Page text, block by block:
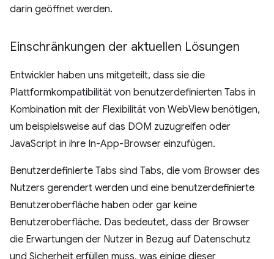
darin geöffnet werden.
Einschränkungen der aktuellen Lösungen
Entwickler haben uns mitgeteilt, dass sie die
Plattformkompatibilität von benutzerdefinierten Tabs in
Kombination mit der Flexibilität von WebView benötigen,
um beispielsweise auf das DOM zuzugreifen oder
JavaScript in ihre In-App-Browser einzufügen.
Benutzerdefinierte Tabs sind Tabs, die vom Browser des
Nutzers gerendert werden und eine benutzerdefinierte
Benutzeroberfläche haben oder gar keine
Benutzeroberfläche. Das bedeutet, dass der Browser
die Erwartungen der Nutzer in Bezug auf Datenschutz
und Sicherheit erfüllen muss, was einige dieser